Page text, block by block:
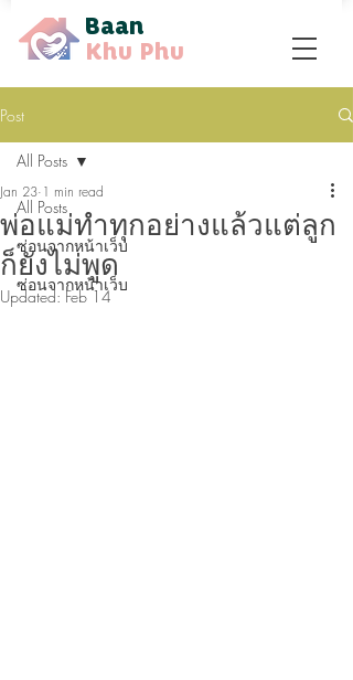
Baan
Khu Phu
Post
All Posts
ซ่อนจากหน้าเว็บ
ซ่อนจากหน้าเว็บ
All Posts
พ่อแม่ทำทุกอย่างแล้วแต่ลูก
ก็ยังไม่พูด
Jan 23 1 min read
Updated:Feb 14